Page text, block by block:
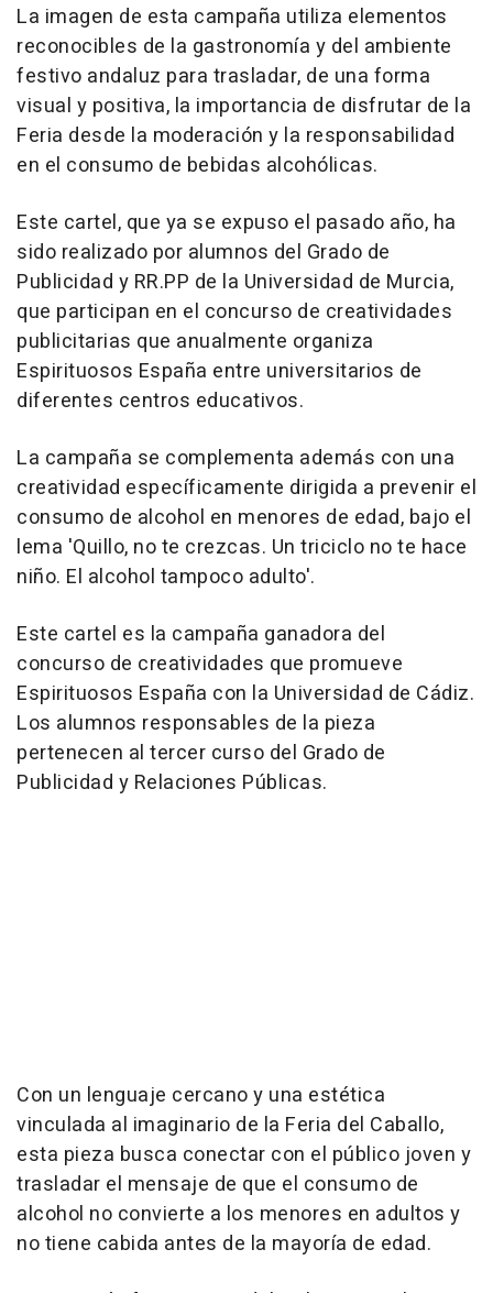
La imagen de esta campaña utiliza elementos
reconocibles de la gastronomía y del ambiente
festivo andaluz para trasladar, de una forma
visual y positiva, la importancia de disfrutar de la
Feria desde la moderación y la responsabilidad
en el consumo de bebidas alcohólicas.
Este cartel, que ya se expuso el pasado año, ha
sido realizado por alumnos del Grado de
Publicidad y RR.PP de la Universidad de Murcia,
que participan en el concurso de creatividades
publicitarias que anualmente organiza
Espirituosos España entre universitarios de
diferentes centros educativos.
La campaña se complementa además con una
creatividad específicamente dirigida a prevenir el
consumo de alcohol en menores de edad, bajo el
lema 'Quillo, no te crezcas. Un triciclo no te hace
niño. El alcohol tampoco adulto'.
Este cartel es la campaña ganadora del
concurso de creatividades que promueve
Espirituosos España con la Universidad de Cádiz.
Los alumnos responsables de la pieza
pertenecen al tercer curso del Grado de
Publicidad y Relaciones Públicas.
Con un lenguaje cercano y una estética
vinculada al imaginario de la Feria del Caballo,
esta pieza busca conectar con el público joven y
trasladar el mensaje de que el consumo de
alcohol no convierte a los menores en adultos y
no tiene cabida antes de la mayoría de edad.